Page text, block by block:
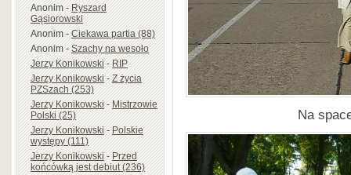
Anonim-Ryszard
Gąsiorowski
Anonim-Ciekawa partia (88)
Anonim-Szachy na wesoło
Jerzy Konikowski-RIP
Jerzy Konikowski-Z życia
PZSzach (253)
Jerzy Konikowski-Mistrzowie
Polski (25)
Jerzy Konikowski-Polskie
występy (111)
Jerzy Konikowski-Przed
końcówką jest debiut (236)
Na